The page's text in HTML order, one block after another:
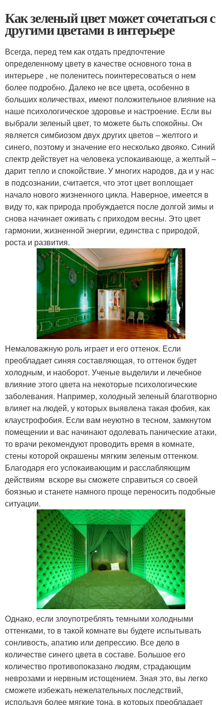
Как зеленый цвет может сочетаться с
другими цветами в интерьере
Всегда, перед тем как отдать предпочтение
определенному цвету в качестве основного тона в
интерьере , не поленитесь поинтересоваться о нем
более подробно. Далеко не все цвета, особенно в
больших количествах, имеют положительное влияние на
наше психологическое здоровье и настроение. Если вы
выбрали зеленый цвет, то можете быть спокойны. Он
является симбиозом двух других цветов – желтого и
синего, поэтому и значение его несколько двояко. Синий
спектр действует на человека успокаивающе, а желтый –
дарит тепло и спокойствие. У многих народов, да и у нас
в подсознании, считается, что этот цвет воплощает
начало нового жизненного цикла. Наверное, имеется в
виду то, как природа пробуждается после долгой зимы и
снова начинает оживать с приходом весны. Это цвет
гармонии, жизненной энергии, единства с природой,
роста и развития.
Немаловажную роль играет и его оттенок. Если
преобладает синяя составляющая, то оттенок будет
холодным, и наоборот. Ученые выделили и лечебное
влияние этого цвета на некоторые психологические
заболевания. Например, холодный зеленый благотворно
влияет на людей, у которых выявлена такая фобия, как
клаустрофобия. Если вам неуютно в тесном, замкнутом
помещении и вас начинают одолевать панические атаки,
то врачи рекомендуют проводить время в комнате,
стены которой окрашены мягким зеленым оттенком.
Благодаря его успокаивающим и расслабляющим
действиям вскоре вы сможете справиться со своей
боязнью и станете намного проще переносить подобные
ситуации.
Однако, если злоупотреблять темными холодными
оттенками, то в такой комнате вы будете испытывать
сонливость, апатию или депрессию. Все дело в
количестве синего цвета в составе. Большое его
количество противопоказано людям, страдающим
неврозами и нервным истощением. Зная это, вы легко
сможете избежать нежелательных последствий,
используя более мягкие тона, в которых преобладает